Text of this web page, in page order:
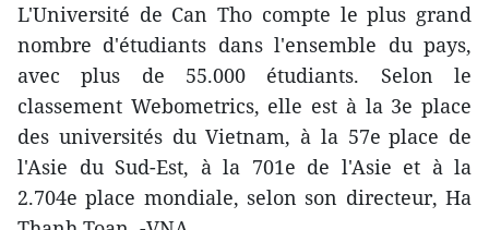
L'Université de Can Tho compte le plus grand
nombre d'étudiants dans l'ensemble du pays,
avec plus de 55.000 étudiants. Selon le
classement Webometrics, elle est à la 3e place
des universités du Vietnam, à la 57e place de
l'Asie du Sud-Est, à la 701e de l'Asie et à la
2.704e place mondiale, selon son directeur, Ha